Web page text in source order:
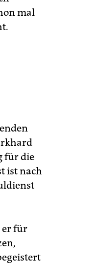
mal
für die
ist nach
er für